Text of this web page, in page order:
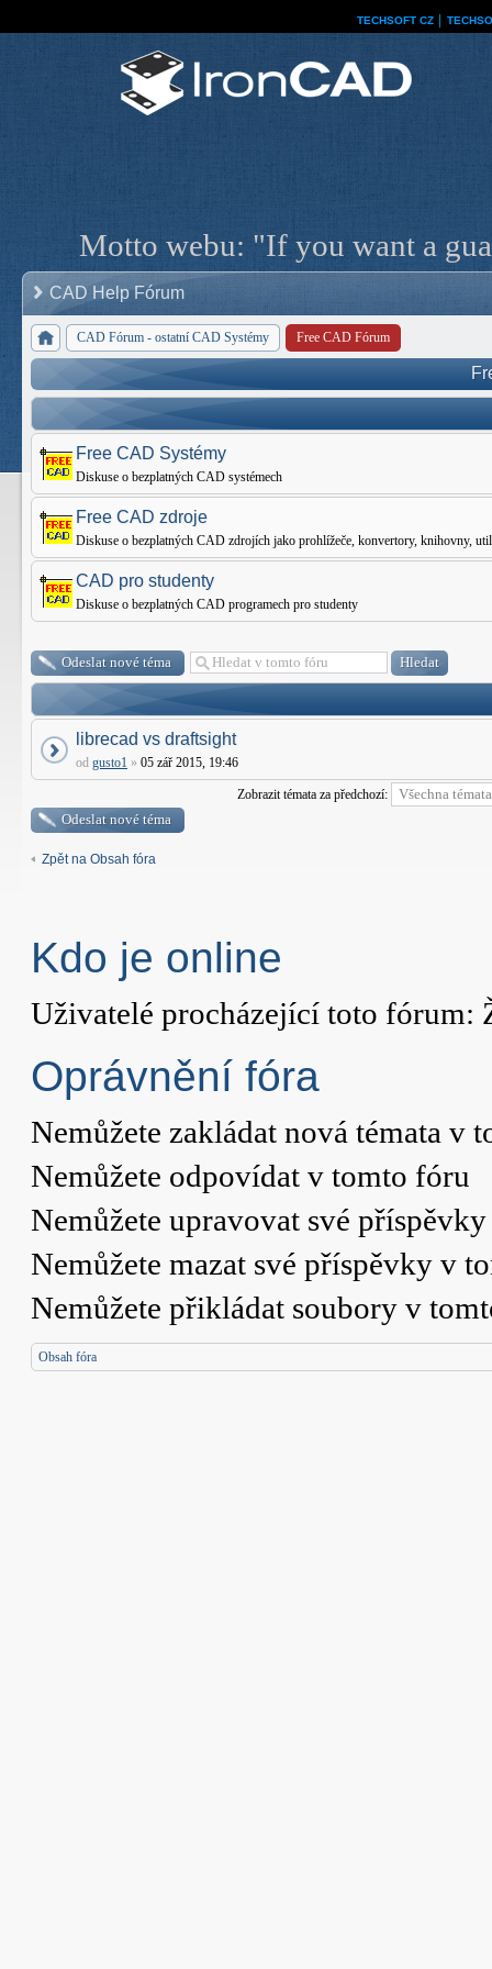
TECHSOFT CZ
Motto webu: "If you want a
CAD Help Fórum
CAD Fórum - ostatní CAD Systémy Free CAD Fórum
Free CAD Systémy
Diskuse o bezplatných CAD systémech
Free CAD zdroje
Diskuse o bezplatných CAD zdrojích jako prohlížeče, konvertory, knihovny,
CAD pro studenty
Diskuse o bezplatných CAD programech pro studenty
Odeslat nové téma
librecad vs draftsight
od gusto1 » 05 zář 2015, 19:46
Zobrazit témata za předchozí:
Odeslat nové téma
Zpět na Obsah fóra
Kdo je online
Uživatelé procházející toto fórum:
Oprávnění fóra
Nemůžete zakládat nová témata v
Nemůžete odpovídat v tomto fóru
Nemůžete upravovat své
Nemůžete mazat své příspěvky v
Nemůžete přikládat soubory v
Obsah fóra